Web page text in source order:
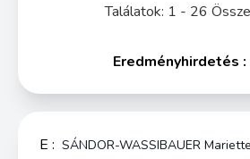
Találatok: 1 - 26
Eredményhirdetés
E : SÁNDOR-WASSIBAUER